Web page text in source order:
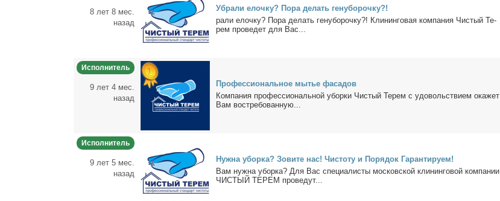
8 лет 8 мес.
назад
Убра­ли елоч­ку? По­ра де­лать ге­ну­бо­роч­ку?!
ра­ли елоч­ку? По­ра де­лать ге­ну­бо­роч­ку?! Кли­нин­го­вая ком­па­ния Чи­стый Те­
рем про­ве­дет для Вас...
Исполнитель
9 лет 4 мес.
назад
Про­фес­сио­наль­ное мы­тье фа­са­дов
Ком­па­ния про­фес­сио­наль­ной убор­ки Чи­стый Те­рем с удо­воль­стви­ем ока­жет
Вам вос­тре­бо­ван­ную...
Исполнитель
9 лет 5 мес.
назад
Нуж­на убор­ка? Зо­ви­те нас! Чи­сто­ту и По­ря­док Га­ран­ти­ру­ем!
Вам нуж­на убор­ка? Для Вас спе­ци­а­ли­сты мос­ков­ской кли­нин­го­вой ком­па­нии
ЧИСТЫЙ ТЕРЕМ про­ве­дут...